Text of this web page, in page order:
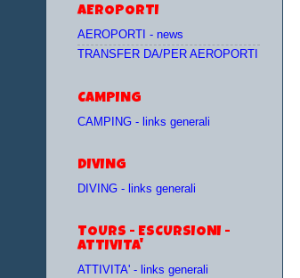
AEROPORTI
AEROPORTI - news
TRANSFER DA/PER AEROPORTI
CAMPING
CAMPING - links generali
DIVING
DIVING - links generali
TOURS - ESCURSIONI -
ATTIVITA'
ATTIVITA' - links generali